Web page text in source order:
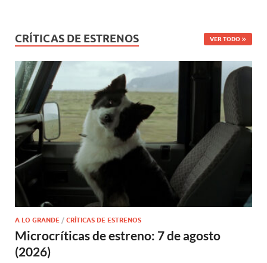
CRÍTICAS DE ESTRENOS VER TODO
A LO GRANDE / CRÍTICAS DE ESTRENOS
Microcríticas de estreno: 7 de agosto
(2026)